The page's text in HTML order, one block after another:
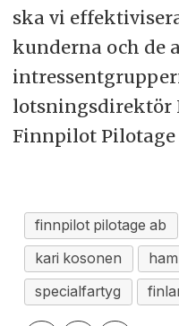
ska vi
kunderna och de
lotsningsdirektör
Finnpilot Pilotage
finnpilot pilotage ab
kari kosonen
specialfartyg